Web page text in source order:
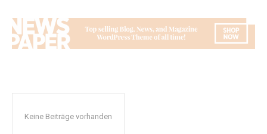
Keine Beiträge vorhanden